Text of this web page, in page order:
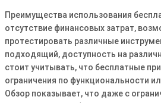
Преимущества использования
отсутствие финансовых затрат,
протестировать различные
подходящий, доступность на
стоит учитывать, что бесплатные
ограничения по функциональности
Обзор показывает, что даже с